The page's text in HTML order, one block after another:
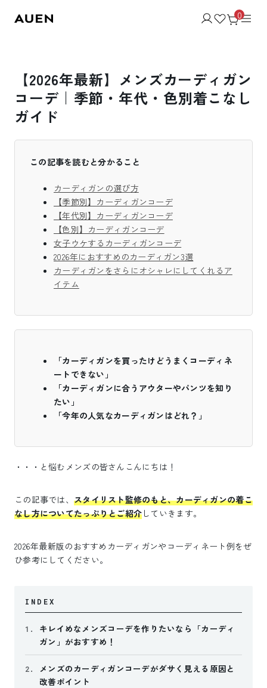
0
【2026年最新】メンズカーディガン
コーデ｜季節・年代・色別着こなし
ガイド
この記事を読むと分かること
カーディガンの選び方
【季節別】カーディガンコーデ
【年代別】カーディガンコーデ
【色別】カーディガンコーデ
女子ウケするカーディガンコーデ
2026年におすすめのカーディガン3選
カーディガンをさらにオシャレにしてくれるア
イテム
「カーディガンを買ったけどうまくコーディネ
ートできない」
「カーディガンに合うアウターやパンツを知り
たい」
「今年の人気なカーディガンはどれ？」
・・・と悩むメンズの皆さんこんにちは！
この記事では、 スタイリスト監修のもと、カーディガンの着こ
なし方についてたっぷりとご紹介 していきます。
2026年最新版のおすすめカーディガンやコーディネート例をぜ
ひ参考にしてください。
INDEX
1.
キレイめなメンズコーデを作りたいなら「カーディ
ガン」がおすすめ！
2.
メンズのカーディガンコーデがダサく見える原因と
改善ポイント